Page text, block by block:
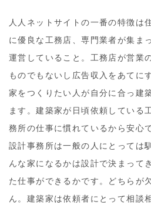
人人ネットサイトの一番の特徴は
に優良な工務店、専門業者が集ま
運営していること。工務店が営業
ものでもないし広告収入をあてに
家をつくりたい人が自分に合っ建
ます。建築家が日頃依頼している
務所の仕事に慣れているから安心
設計事務所は一般の人にとっては
んな家になるかは設計で決まって
た仕事ができるかです。どちらが
ん。建築家は依頼者にとって相談